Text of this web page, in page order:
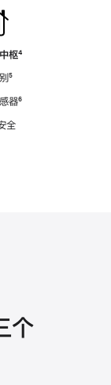
枢脚
⁴
脚
⁵
器脚
⁶
全
个